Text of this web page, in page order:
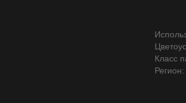
Класс
Регион: